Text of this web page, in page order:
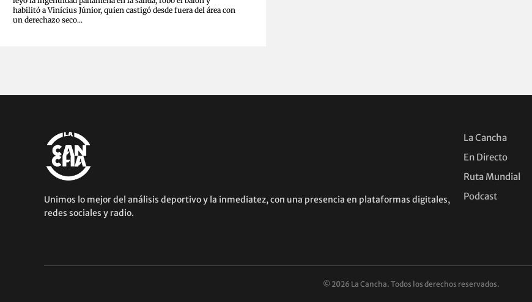
habilitó a Vinícius Júnior, quien castigó desde fuera del área con
un derechazo seco...
Unimos lo mejor del análisis deportivo y la inmediatez, con una presencia en plataformas digitales,
redes sociales y radio.
La Cancha
En Directo
Ruta Mundial
Podcast
© 2026 La Cancha. Todos los derechos reservados.